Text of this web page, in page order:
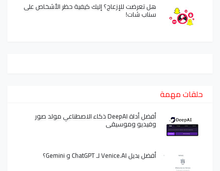
هل تعرضت للإزعاج؟ إليك كيفية حظر الأشخاص على
سناب شات!
حلقات مهمة
أفضل أداة DeepAI ذكاء الاصطناعي مولد صور
وفيديو وموسيقى
أفضل بديل Venice.AI لـ ChatGPT و Gemini؟